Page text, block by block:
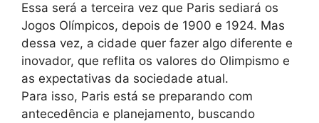
Essa será a terceira vez que Paris sediará os
Jogos Olímpicos, depois de 1900 e 1924. Mas
dessa vez, a cidade quer fazer algo diferente e
inovador, que reflita os valores do Olimpismo e
as expectativas da sociedade atual.
Para isso, Paris está se preparando com
antecedência e planejamento, buscando